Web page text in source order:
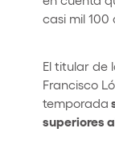
casi mil 100
El titular de
Francisco
temporada
superiores